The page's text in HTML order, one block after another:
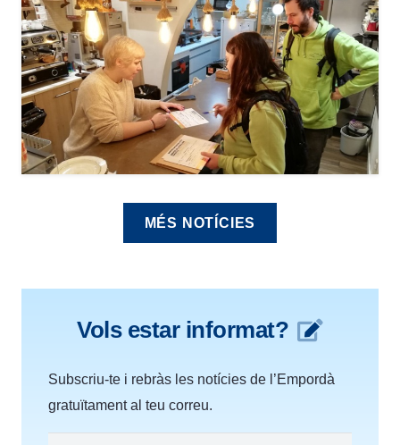
MÉS NOTÍCIES
Vols estar informat?
Subscriu-te i rebràs les notícies de l’Empordà
gratuïtament al teu correu.